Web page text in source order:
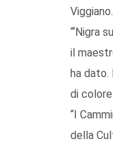
Viggiano.
“‘Nigra
il
ha dato.
di
“I
della